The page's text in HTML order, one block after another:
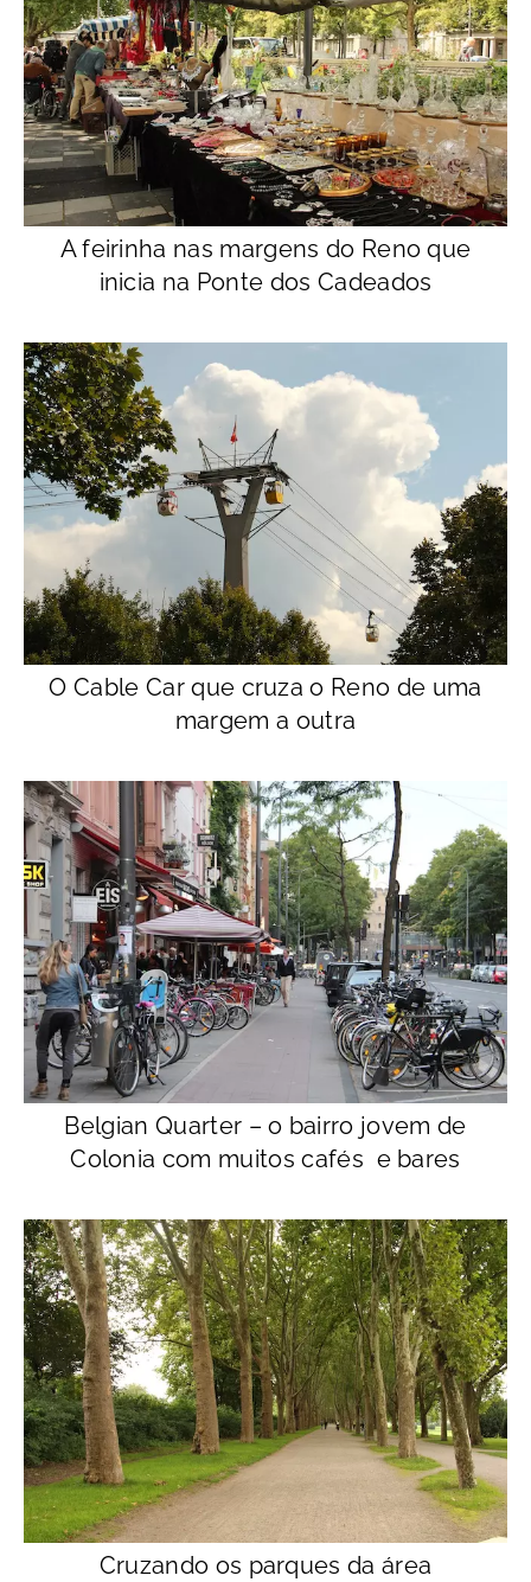
A feirinha nas margens do Reno que
inicia na Ponte dos Cadeados
O Cable Car que cruza o Reno de uma
margem a outra
Belgian Quarter – o bairro jovem de
Colonia com muitos cafés e bares
Cruzando os parques da área